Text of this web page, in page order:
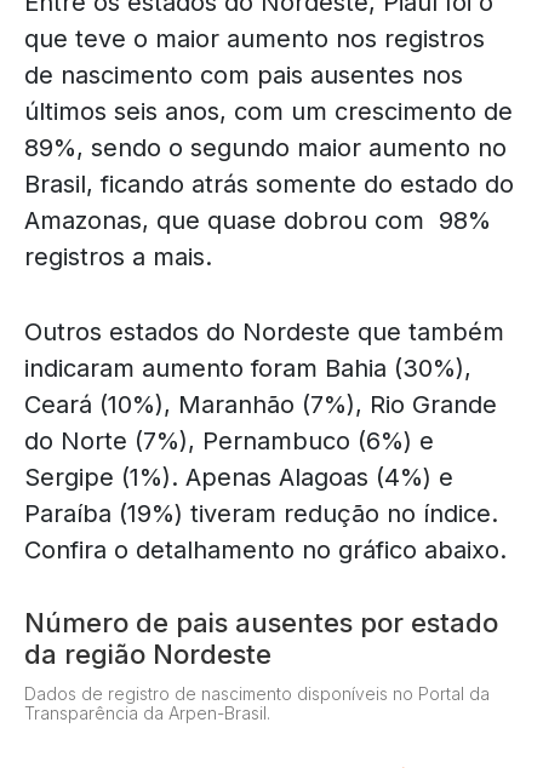
que teve o maior aumento nos registros
de nascimento com pais ausentes nos
últimos seis anos, com um crescimento de
89%, sendo o segundo maior aumento no
Brasil, ficando atrás somente do estado do
Amazonas, que quase dobrou com 98%
registros a mais.
Outros estados do Nordeste que também
indicaram aumento foram Bahia (30%),
Ceará (10%), Maranhão (7%), Rio Grande
do Norte (7%), Pernambuco (6%) e
Sergipe (1%). Apenas Alagoas (4%) e
Paraíba (19%) tiveram redução no índice.
Confira o detalhamento no gráfico abaixo.
Número de pais ausentes por estado
da região Nordeste
Dados de registro de nascimento disponíveis no Portal da
Transparência da Arpen-Brasil.